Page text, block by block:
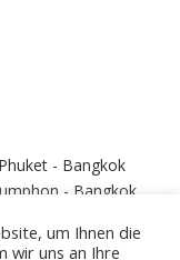
- Bangkok
- Bangkok
um Ihnen die
wir uns an Ihre